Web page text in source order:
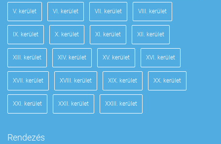
V. kerület VI. kerület VII. kerület VIII. kerület
IX. kerület X. kerület XI. kerület XII. kerület
XIII. kerület XIV. kerület XV. kerület XVI. kerület
XVII. kerület XVIII. kerület XIX. kerület XX. kerület
XXI. kerület XXII. kerület XXIII. kerület
Rendezés